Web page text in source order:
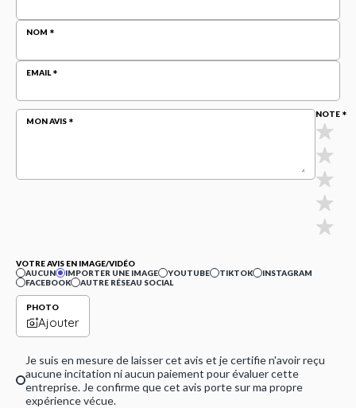
NOM
EMAIL
MON AVIS
NOTE
VOTRE AVIS EN IMAGE/VIDÉO
AUCUN
IMPORTER UNE IMAGE YOUTUBE TIKTOK
INSTAGRAM
FACEBOOK
AUTRE RÉSEAU SOCIAL
PHOTO
Ajouter
Je suis en mesure de laisser cet avis et je certifie n'avoir reçu
aucune incitation ni aucun paiement pour évaluer cette
entreprise. Je confirme que cet avis porte sur ma propre
expérience vécue.